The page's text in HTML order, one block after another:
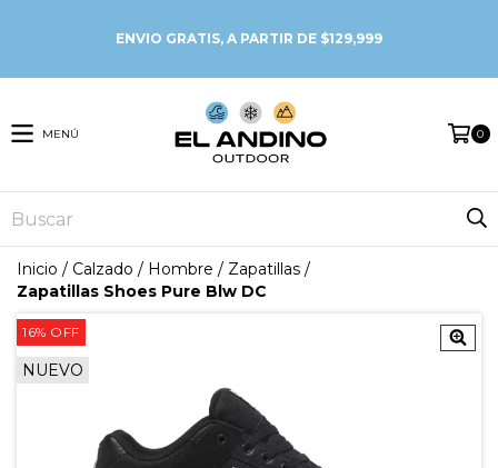
MENÚ 0
Inicio / Calzado / Hombre / Zapatillas /
Zapatillas Shoes Pure Blw DC
16% OFF
NUEVO